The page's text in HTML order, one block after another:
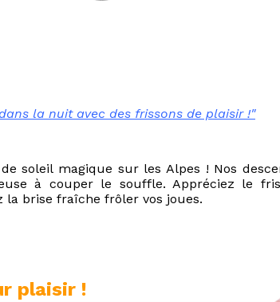
la nuit avec des frissons de plaisir !"
soleil magique sur les Alpes ! Nos
à couper le souffle. Appréciez le
brise fraîche frôler vos joues.
plaisir !